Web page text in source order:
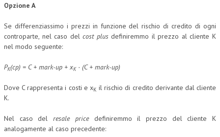
Opzione A
Se differenziassimo i prezzi in funzione del rischio di credito di ogni
controparte, nel caso delcost plusdefiniremmo il prezzo al cliente K
nel modo seguente:
PK(cp) = C + mark-up + xK· (C + mark-up)
Dove C rappresenta i costi e xK il rischio di credito derivante dal cliente
K.
Nel caso delresale pricedefiniremmo il prezzo del cliente K
analogamente al caso precedente: